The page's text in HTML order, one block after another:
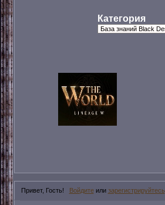
Категория
Привет, Гость! Войдитеили зарегистрируйтесь